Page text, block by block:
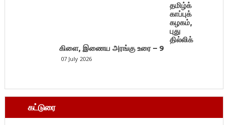
தமிழ்க்
காப்புக்
கழகம்,
புது
தில்லிக்
கிளை, இணைய அரங்கு உரை – 9
07 July 2026
கட்டுரை